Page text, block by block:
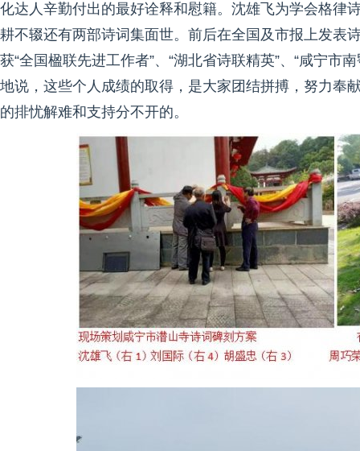
化达人辛勤付出的最好诠释和慰籍。沈雄飞为学会格律
耕不辍还有两部诗词集面世。前后在全国及市报上发表
获“全国楹联先进工作者”、“湖北省诗联精英”、“咸宁市
地说，这些个人成绩的取得，是大家团结拼搏，努力奉
的排忧解难和支持分不开的。